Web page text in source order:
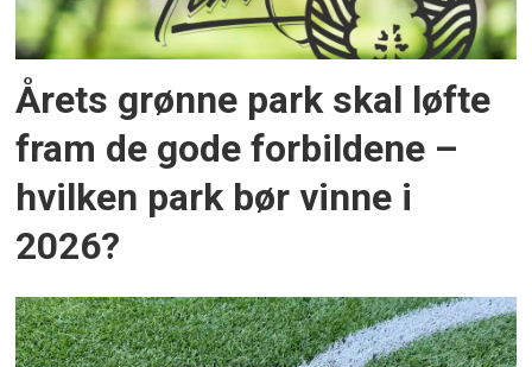
Årets grønne park skal løfte
fram de gode forbildene –
hvilken park bør vinne i
2026?